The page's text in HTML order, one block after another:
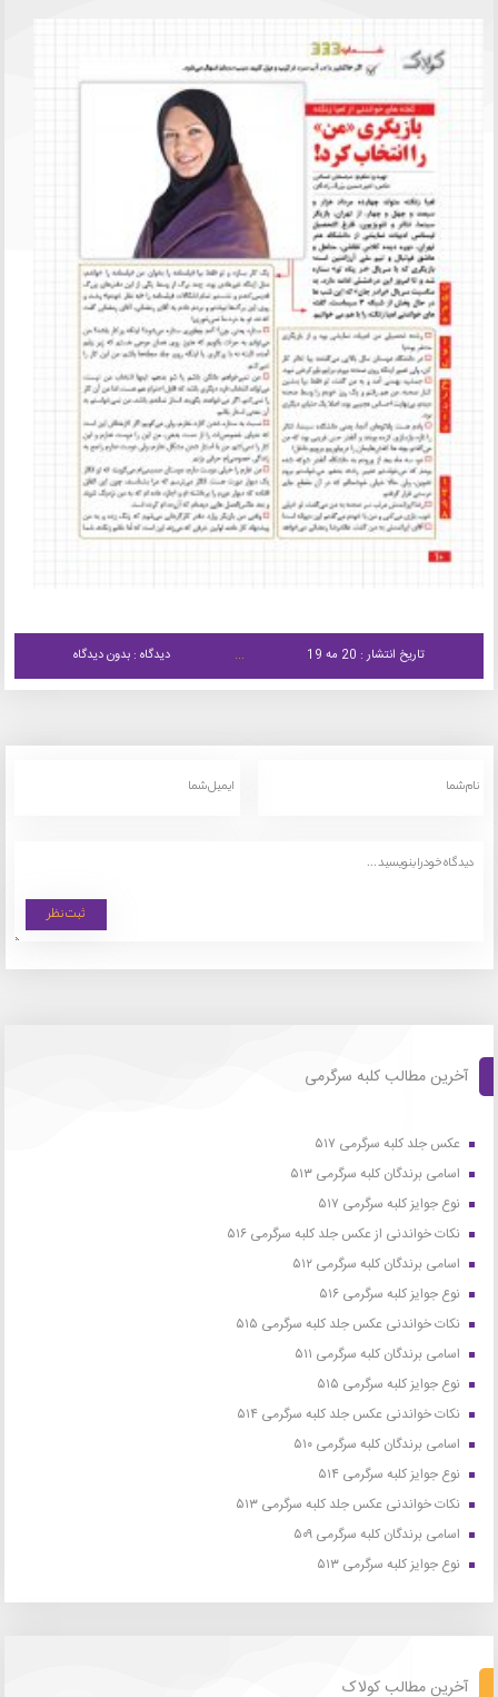
تاریخ انتشار : 20 مه 19 دیدگاه : بدون دیدگاه
آخرین مطالب کلبه سرگرمی
عکس جلد کلبه سرگرمی ۵۱۷
اسامی برندگان کلبه سرگرمی ۵۱۳
نوع جوایز کلبه سرگرمی ۵۱۷
نکات خواندنی از عکس جلد کلبه سرگرمی ۵۱۶
اسامی برندگان کلبه سرگرمی ۵۱۲
نوع جوایز کلبه سرگرمی ۵۱۶
نکات خواندنی عکس جلد کلبه سرگرمی ۵۱۵
اسامی برندگان کلبه سرگرمی ۵۱۱
نوع جوایز کلبه سرگرمی ۵۱۵
نکات خواندنی عکس جلد کلبه سرگرمی ۵۱۴
اسامی برندگان کلبه سرگرمی ۵۱۰
نوع جوایز کلبه سرگرمی ۵۱۴
نکات خواندنی عکس جلد کلبه سرگرمی ۵۱۳
اسامی برندگان کلبه سرگرمی ۵۰۹
نوع جوایز کلبه سرگرمی ۵۱۳
آخرین مطالب کولاک